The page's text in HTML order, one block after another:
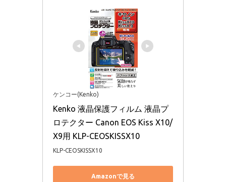
ケンコー(Kenko)
Kenko 液晶保護フィルム 液晶プ
ロテクター Canon EOS Kiss X10/
X9用 KLP-CEOSKISSX10
KLP-CEOSKISSX10
Amazonで見る